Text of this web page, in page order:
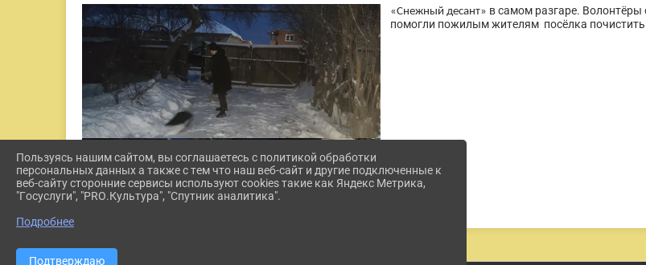
«Снежный десант» в самом разгаре. Волонтёры
помогли пожилым жителям посёлка почистить
Пользуясь нашим сайтом, вы соглашаетесь с политикой обработки
персональных данных а также с тем что наш веб-сайт и другие подключенные к
веб-сайту сторонние сервисы используют cookies такие как Яндекс Метрика,
"Госуслуги", "PRO.Культура", "Спутник аналитика".
Подробнее
Подтверждаю